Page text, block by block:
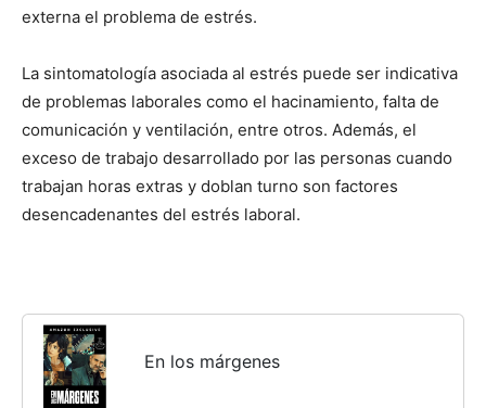
externa el problema de estrés.
La sintomatología asociada al estrés puede ser indicativa
de problemas laborales como el hacinamiento, falta de
comunicación y ventilación, entre otros. Además, el
exceso de trabajo desarrollado por las personas cuando
trabajan horas extras y doblan turno son factores
desencadenantes del estrés laboral.
En los márgenes